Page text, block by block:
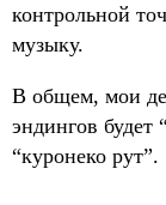
контрольной
музыку.
В общем, мои
эндингов будет
“куронеко рут”.